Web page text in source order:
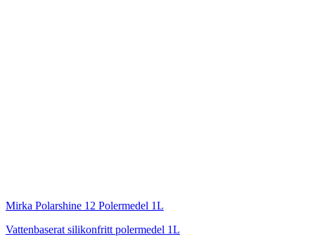
Mirka Polarshine 12 Polermedel 1L
Vattenbaserat silikonfritt polermedel 1L